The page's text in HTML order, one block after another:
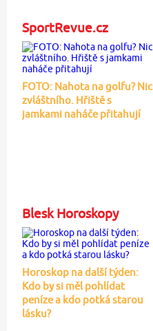
SportRevue.cz
FOTO: Nahota na golfu? Nic
zvláštního. Hřiště s
jamkami naháče přitahují
Blesk Horoskopy
Horoskop na další týden:
Kdo by si měl pohlídat
peníze a kdo potká starou
lásku?